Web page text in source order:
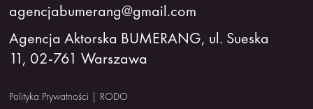
O
NAS
agencjabumerang@gmail.com
Agencja Aktorska BUMERANG, ul. Sueska
11, 02-761 Warszawa
Polityka Prywatności | RODO